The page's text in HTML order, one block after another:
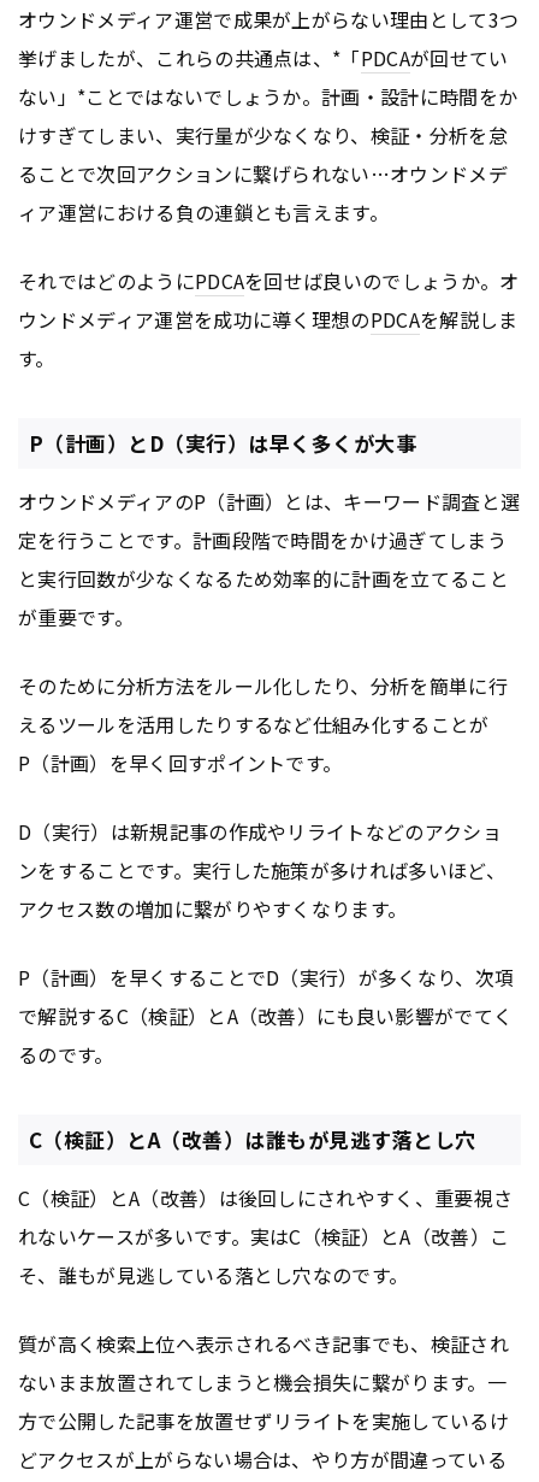
オウンドメディア運営で成果が上がらない理由として3つ
挙げましたが、これらの共通点は、*「PDCAが回せてい
ない」*ことではないでしょうか。計画・設計に時間をか
けすぎてしまい、実行量が少なくなり、検証・分析を怠
ることで次回アクションに繋げられない…オウンドメデ
ィア運営における負の連鎖とも言えます。
それではどのようにPDCAを回せば良いのでしょうか。オ
ウンドメディア運営を成功に導く理想のPDCAを解説しま
す。
P（計画）とD（実行）は早く多くが大事
オウンドメディアのP（計画）とは、キーワード調査と選
定を行うことです。計画段階で時間をかけ過ぎてしまう
と実行回数が少なくなるため効率的に計画を立てること
が重要です。
そのために分析方法をルール化したり、分析を簡単に行
えるツールを活用したりするなど仕組み化することが
P（計画）を早く回すポイントです。
D（実行）は新規記事の作成やリライトなどのアクショ
ンをすることです。実行した施策が多ければ多いほど、
アクセス数の増加に繋がりやすくなります。
P（計画）を早くすることでD（実行）が多くなり、次項
で解説するC（検証）とA（改善）にも良い影響がでてく
るのです。
C（検証）とA（改善）は誰もが見逃す落とし穴
C（検証）とA（改善）は後回しにされやすく、重要視さ
れないケースが多いです。実はC（検証）とA（改善）こ
そ、誰もが見逃している落とし穴なのです。
質が高く検索上位へ表示されるべき記事でも、検証され
ないまま放置されてしまうと機会損失に繋がります。一
方で公開した記事を放置せずリライトを実施しているけ
どアクセスが上がらない場合は、やり方が間違っている